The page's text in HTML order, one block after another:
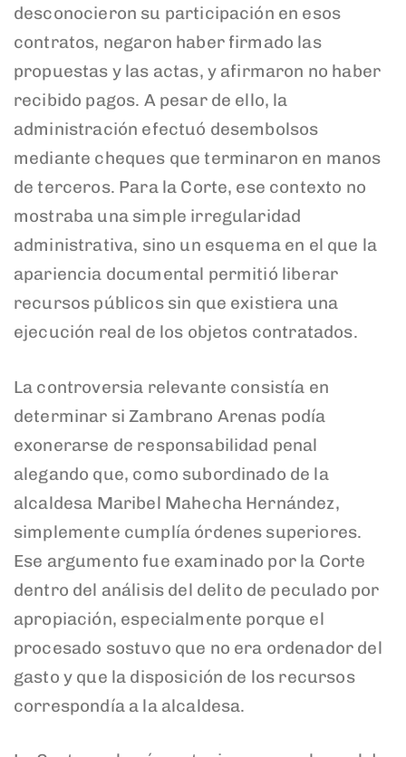
desconocieron su participación en esos
contratos, negaron haber firmado las
propuestas y las actas, y afirmaron no haber
recibido pagos. A pesar de ello, la
administración efectuó desembolsos
mediante cheques que terminaron en manos
de terceros. Para la Corte, ese contexto no
mostraba una simple irregularidad
administrativa, sino un esquema en el que la
apariencia documental permitió liberar
recursos públicos sin que existiera una
ejecución real de los objetos contratados.
La controversia relevante consistía en
determinar si Zambrano Arenas podía
exonerarse de responsabilidad penal
alegando que, como subordinado de la
alcaldesa Maribel Mahecha Hernández,
simplemente cumplía órdenes superiores.
Ese argumento fue examinado por la Corte
dentro del análisis del delito de peculado por
apropiación, especialmente porque el
procesado sostuvo que no era ordenador del
gasto y que la disposición de los recursos
correspondía a la alcaldesa.